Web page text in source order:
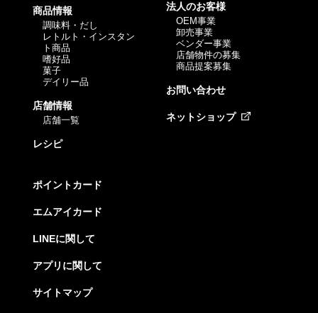
商品情報
調味料・だし
レトルト・インスタン
ト商品
嗜好品
菓子
デイリー品
店舗情報
店舗一覧
レシピ
法人のお客様
OEM事業
卸売事業
ベンダー事業
店舗物件の募集
商品提案募集
お問い合わせ
ネットショップ
ポイントカード
エムアイカード
LINEに関して
アプリに関して
サイトマップ